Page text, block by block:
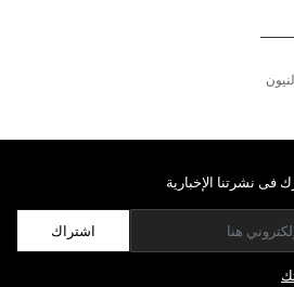
فى نشرتنا الإخبارية
اشتراك